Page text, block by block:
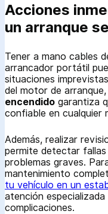
Acciones
un arranque
Tener a mano cables
arrancador portátil
situaciones
del motor de
encendido garantiza
confiable en cualquier
Además, realizar
permite detectar
problemas graves.
mantenimiento
tu vehículo en un
atención
complicaciones.